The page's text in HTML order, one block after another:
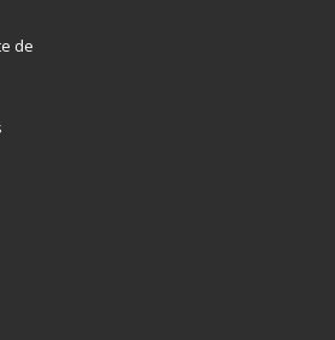
de